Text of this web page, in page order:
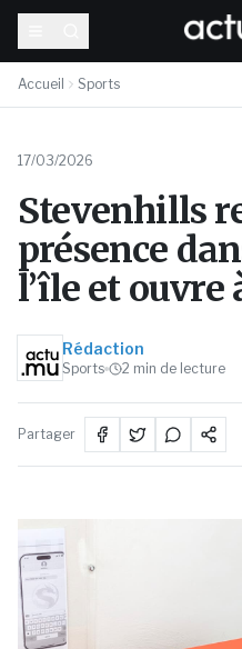
Accueil Sports
17/03/2026
Stevenhills
présence
l’île et
Rédaction
Sports 2 min de lecture
Partager